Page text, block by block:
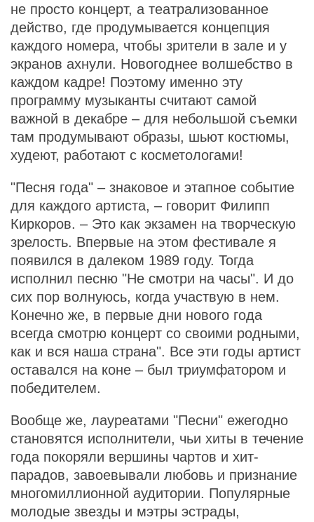
не просто концерт, а театрализованное
действо, где продумывается концепция
каждого номера, чтобы зрители в зале и у
экранов ахнули. Новогоднее волшебство в
каждом кадре! Поэтому именно эту
программу музыканты считают самой
важной в декабре – для небольшой съемки
там продумывают образы, шьют костюмы,
худеют, работают с косметологами!
"Песня года" – знаковое и этапное событие
для каждого артиста, – говорит Филипп
Киркоров. – Это как экзамен на творческую
зрелость. Впервые на этом фестивале я
появился в далеком 1989 году. Тогда
исполнил песню "Не смотри на часы". И до
сих пор волнуюсь, когда участвую в нем.
Конечно же, в первые дни нового года
всегда смотрю концерт со своими родными,
как и вся наша страна". Все эти годы артист
оставался на коне – был триумфатором и
победителем.
Вообще же, лауреатами "Песни" ежегодно
становятся исполнители, чьи хиты в течение
года покоряли вершины чартов и хит-
парадов, завоевывали любовь и признание
многомиллионной аудитории. Популярные
молодые звезды и мэтры эстрады,